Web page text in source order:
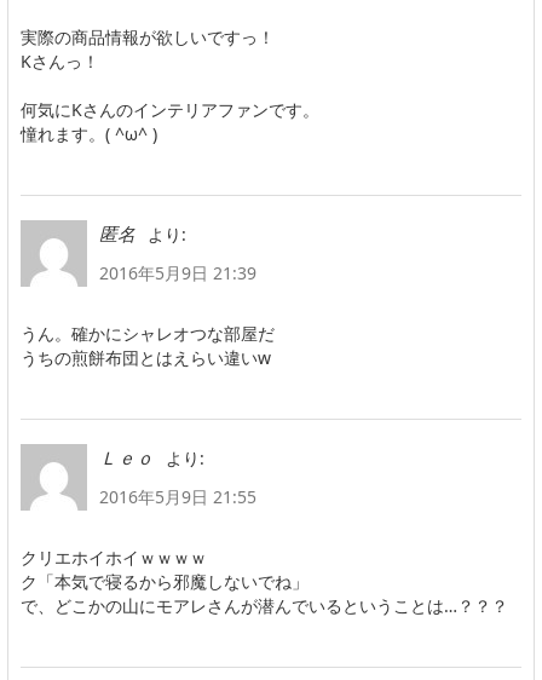
実際の商品情報が欲しいですっ！
Kさんっ！
何気にKさんのインテリアファンです。
憧れます。( ^ω^ )
匿名
より:
2016年5月9日 21:39
うん。確かにシャレオつな部屋だ
うちの煎餅布団とはえらい違いw
Ｌｅｏ
より:
2016年5月9日 21:55
クリエホイホイｗｗｗｗ
ク「本気で寝るから邪魔しないでね」
で、どこかの山にモアレさんが潜んでいるということは…？？？